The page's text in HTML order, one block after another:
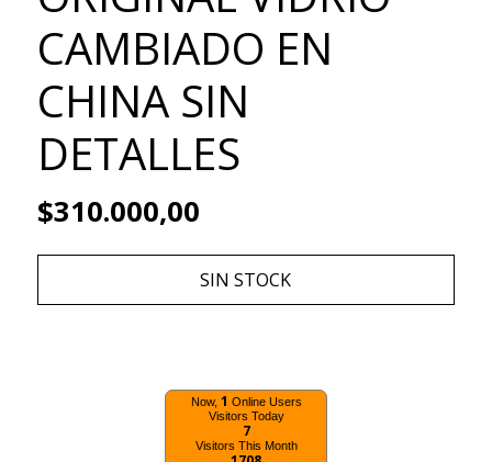
CAMBIADO EN
CHINA SIN
DETALLES
$310.000,00
SIN STOCK
Now, 1 Online Users
Visitors Today
7
Visitors This Month